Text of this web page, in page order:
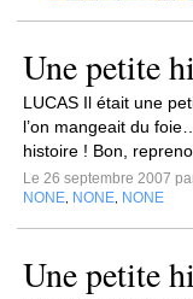
Une petite
LUCAS Il était une
l’on mangeait du
histoire ! Bon,
Le 26 septembre 2007
NONE NONE NONE
Une petite